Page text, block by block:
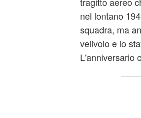
nel lontano
squadra, ma
velivolo e lo
L'anniversario